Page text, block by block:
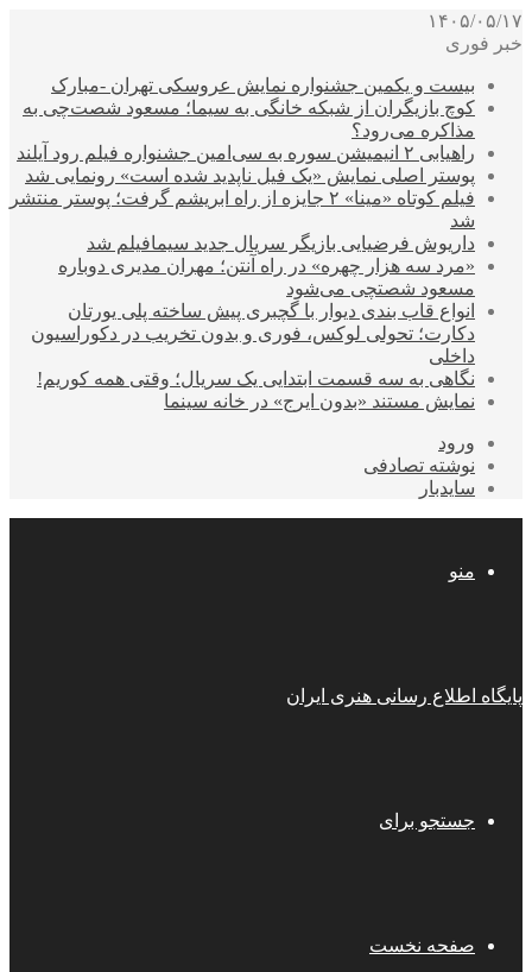
۱۴۰۵/۰۵/۱۷
خبر فوری
بیست و یکمین جشنواره نمایش عروسکی تهران -مبارک
کوچ بازیگران از شبکه خانگی به سیما؛ مسعود شصت‌چی به
مذاکره می‌رود؟
راهیابی ۲ انیمیشن سوره به سی‌امین جشنواره فیلم رود آیلند
پوستر اصلی نمایش «یک فیل ناپدید شده است» رونمایی شد
فیلم کوتاه «مینا» ۲ جایزه از راه ابریشم گرفت؛ پوستر منتشر
شد
داریوش فرضیایی بازیگر سریال جدید سیمافیلم شد
«مرد سه هزار چهره» در راه آنتن؛ مهران مدیری دوباره
مسعود شصتچی می‌شود
انواع قاب بندی دیوار با گچبری پیش ساخته پلی یورتان
دکارت؛ تحولی لوکس، فوری و بدون تخریب در دکوراسیون
داخلی
نگاهی به سه قسمت ابتدایی یک سریال؛ وقتی همه کوریم!
نمایش مستند «بدون ایرج» در خانه سینما
ورود
نوشته تصادفی
سایدبار
منو
پایگاه اطلاع رسانی هنری ایران
جستجو برای
صفحه نخست